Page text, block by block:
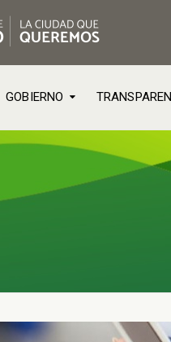
GOBIERNO